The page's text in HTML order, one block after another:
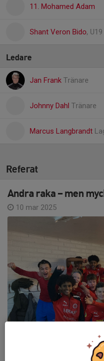
11. Mohamed Adam
Shant Veron Bido,
Ledare
Jan Frank Tränare
Johnny Dahl Tränare
Marcus Langbrandt
Referat
Andra raka – men
10 mar 2025